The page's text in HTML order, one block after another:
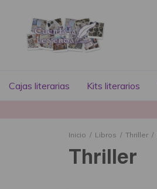
Cajas literarias Kits literarios
Inicio / Libros / Thriller /
Thriller